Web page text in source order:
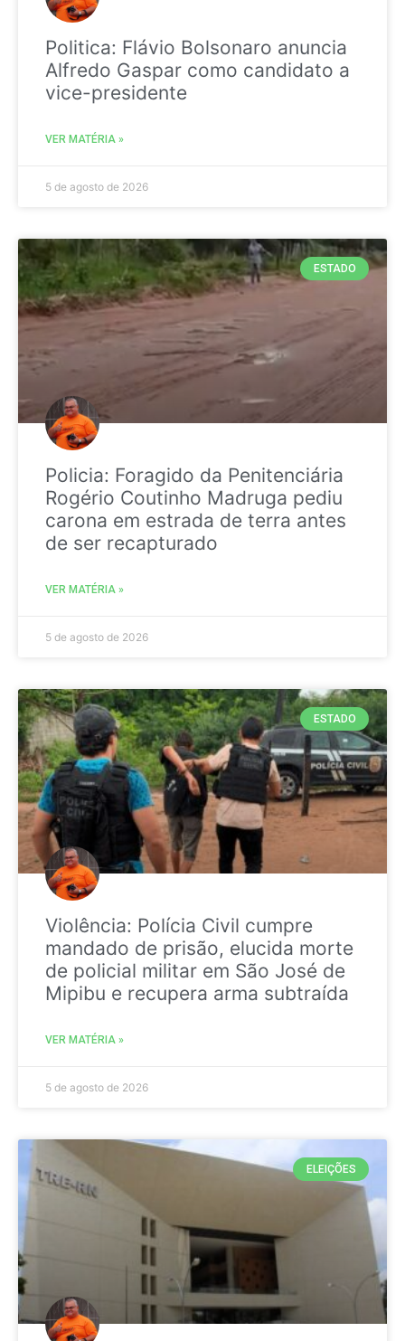
Politica: Flávio Bolsonaro anuncia
Alfredo Gaspar como candidato a
vice-presidente
VER MATÉRIA »
5 de agosto de 2026
ESTADO
Policia: Foragido da Penitenciária
Rogério Coutinho Madruga pediu
carona em estrada de terra antes
de ser recapturado
VER MATÉRIA »
5 de agosto de 2026
ESTADO
Violência: Polícia Civil cumpre
mandado de prisão, elucida morte
de policial militar em São José de
Mipibu e recupera arma subtraída
VER MATÉRIA »
5 de agosto de 2026
ELEIÇÕES